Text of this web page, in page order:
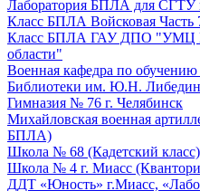
Лаборатория БПЛА для
Класс БПЛА Войсковая Часть
Класс БПЛА ГАУ ДПО "УМЦ
области"
Военная кафедра по
Библиотеки им. Ю.Н.
Гимназия № 76 г. Челябинск
Михайловская военная
БПЛА)
Школа № 68 (Кадетский класс)
Школа № 4 г. Миасс
ДДТ «Юность» г.Миасс,